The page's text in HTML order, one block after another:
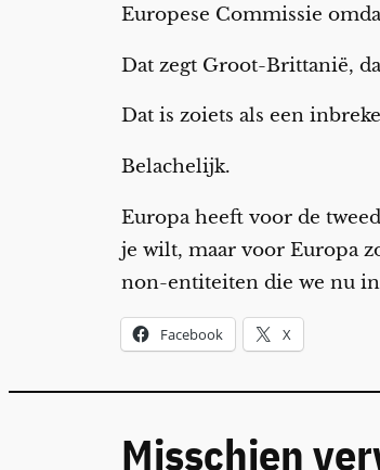
Europese Commissie
Dat zegt Groot-Brittanië,
Dat is zoiets als een
Belachelijk.
Europa heeft voor de
je wilt, maar voor Europa
non-entiteiten die we nu in
Facebook X
Misschien